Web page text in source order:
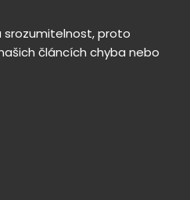
srozumitelnost, proto
článcích chyba nebo